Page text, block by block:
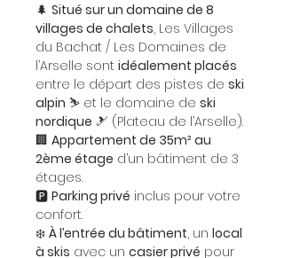
🌲 Situé sur un domaine de 8
villages de chalets, Les Villages
du Bachat / Les Domaines de
l’Arselle sont idéalement placés
entre le départ des pistes de ski
alpin ⛷️ et le domaine de ski
nordique 🎿 (Plateau de l’Arselle).
🏢 Appartement de 35m² au
2ème étage d’un bâtiment de 3
étages.
🅿️ Parking privé inclus pour votre
confort.
❄️ À l’entrée du bâtiment, un local
à skis avec un casier privé pour